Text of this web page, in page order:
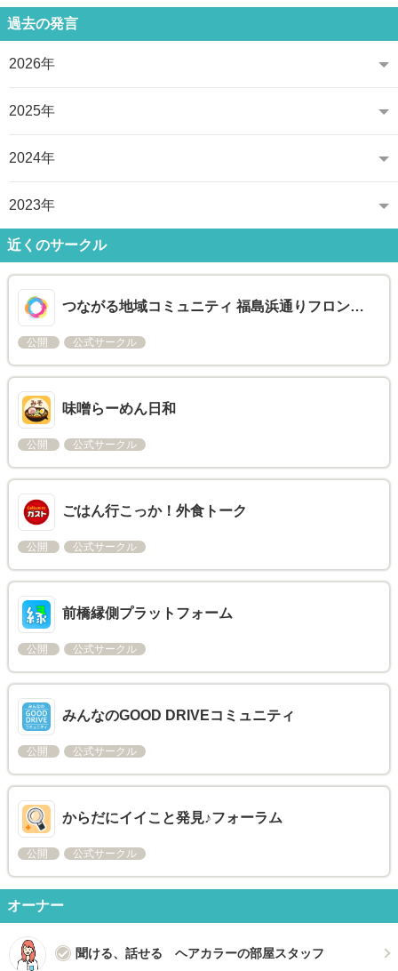
過去の発言
2026年
2025年
2024年
2023年
近くのサークル
つながる地域コミュニティ 福島浜通りフロン…
公開 公式サークル
味噌らーめん日和
公開 公式サークル
ごはん行こっか！外食トーク
公開 公式サークル
前橋縁側プラットフォーム
公開 公式サークル
みんなのGOOD DRIVEコミュニティ
公開 公式サークル
からだにイイこと発見♪フォーラム
公開 公式サークル
オーナー
聞ける、話せる ヘアカラーの部屋スタッフ